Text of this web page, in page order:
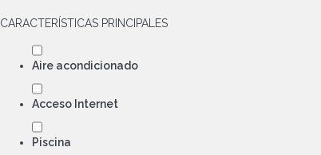
CARACTERÍSTICAS PRINCIPALES
Aire acondicionado
Acceso Internet
Piscina